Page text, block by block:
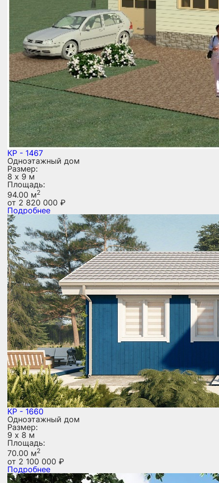
КР - 1467
Одноэтажный дом
Размер:
8 х 9 м
Площадь:
94.00 м2
от 2 820 000 ₽
Подробнее
КР - 1660
Одноэтажный дом
Размер:
9 х 8 м
Площадь:
70.00 м2
от 2 100 000 ₽
Подробнее